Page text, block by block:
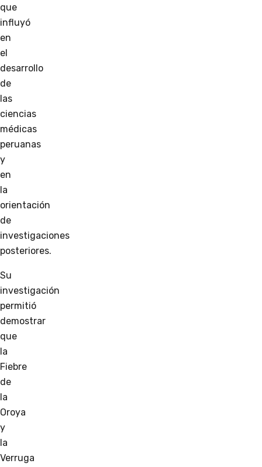
que
influyó
en
el
desarrollo
de
las
ciencias
médicas
peruanas
y
en
la
orientación
de
investigaciones
posteriores.
Su
investigación
permitió
demostrar
que
la
Fiebre
de
la
Oroya
y
la
Verruga